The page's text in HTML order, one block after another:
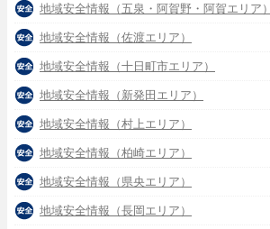
地域安全情報（五泉・阿賀野・阿賀エリア）
地域安全情報（佐渡エリア）
地域安全情報（十日町市エリア）
地域安全情報（新発田エリア）
地域安全情報（村上エリア）
地域安全情報（柏崎エリア）
地域安全情報（県央エリア）
地域安全情報（長岡エリア）